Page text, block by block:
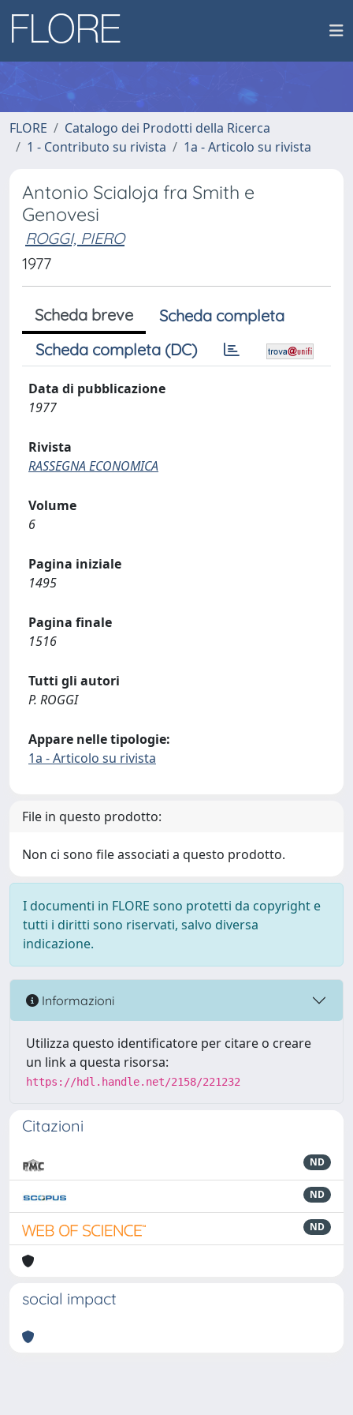
FLORE
Catalogo dei Prodotti della Ricerca
1 - Contributo su rivista
1a - Articolo su rivista
Antonio Scialoja fra Smith e
Genovesi
ROGGI, PIERO
1977
Scheda breve
Scheda completa
Scheda completa (DC)
Data di pubblicazione
1977
Rivista
RASSEGNA ECONOMICA
Volume
6
Pagina iniziale
1495
Pagina finale
1516
Tutti gli autori
P. ROGGI
Appare nelle tipologie:
1a - Articolo su rivista
File in questo prodotto:
Non ci sono file associati a questo prodotto.
I documenti in FLORE sono protetti da copyright e
tutti i diritti sono riservati, salvo diversa
indicazione.
Informazioni
Utilizza questo identificatore per citare o creare
un link a questa risorsa:
https://hdl.handle.net/2158/221232
Citazioni
ND
ND
ND
social impact